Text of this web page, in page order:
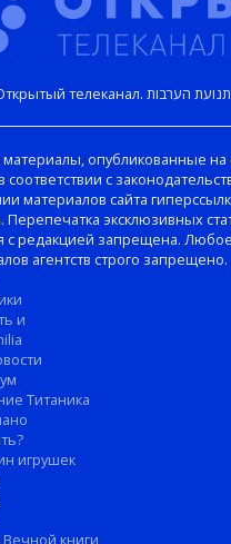
материалы, опубликованные на
соответствии с
материалов сайта
Перепечатка эксклюзивных
с редакцией запрещена.
агентств строго запрещено.
и
Титаника
игрушек
книги